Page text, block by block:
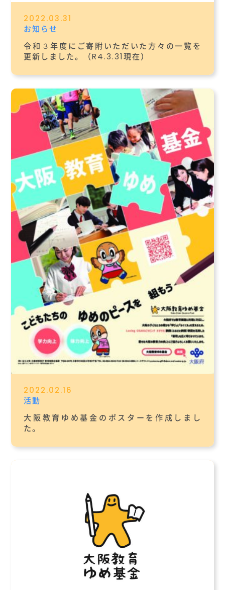
2022.03.31
お知らせ
令和３年度にご寄附いただいた方々の一覧を
更新しました。（R4.3.31現在）
2022.02.16
活動
大阪教育ゆめ基金のポスターを作成しまし
た。